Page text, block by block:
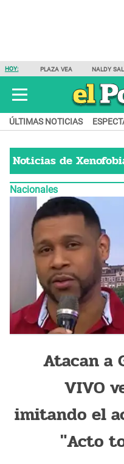
HOY: PLAZA VEA NALDY
ÚLTIMAS NOTICIAS
Noticias de
Nacionales
Atacan a
VIVO
imitando el
"Acto